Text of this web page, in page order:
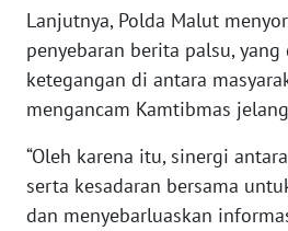
Lanjutnya, Polda Malut
penyebaran berita palsu,
ketegangan di antara
mengancam Kamtibmas
“Oleh karena itu, sinergi
serta kesadaran bersama
dan menyebarluaskan
WN
SERAMBI
WN
JAMBI
SULTRA